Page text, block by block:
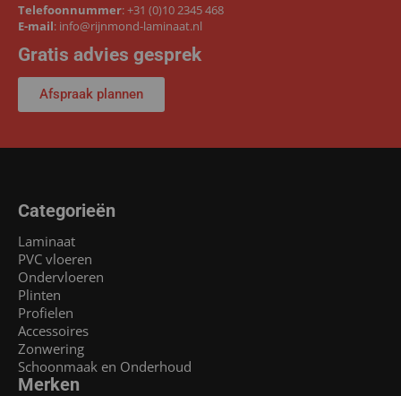
Telefoonnummer:+31 (0)10 2345 468
E-mail: info@rijnmond-laminaat.nl
Gratis advies gesprek
Afspraak plannen
Categorieën
Laminaat
PVC vloeren
Ondervloeren
Plinten
Profielen
Accessoires
Zonwering
Schoonmaak en Onderhoud
Merken